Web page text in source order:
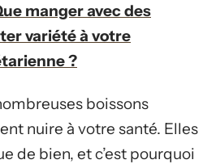
manger avec des
variété à votre
?
boissons
nuire à votre santé. Elles
de bien, et c’est pourquoi